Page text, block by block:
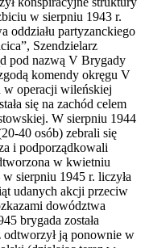
w sierpniu 1943 r.
oddziału partyzanckiego
Szendzielarz
pod nazwą V Brygady
komendy okręgu V
w operacji wileńskiej
się na zachód celem
W sierpniu 1944
40 osób) zebrali się
i podporządkowali
w kwietniu
sierpniu 1945 r. liczyła
udanych akcji przeciw
dowództwa
brygada została
ją ponownie w